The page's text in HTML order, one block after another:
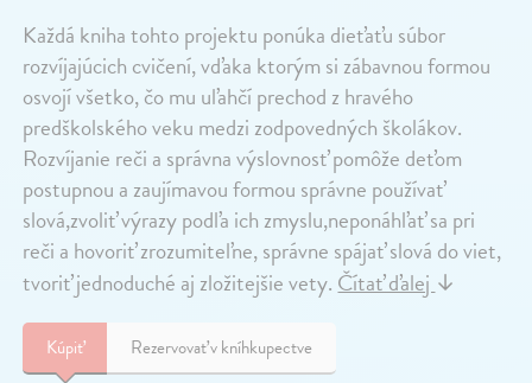
Každá kniha tohto projektu ponúka dieťaťu súbor
rozvíjajúcich cvičení, vďaka ktorým si zábavnou formou
osvojí všetko, čo mu uľahčí prechod z hravého
predškolského veku medzi zodpovedných školákov.
Rozvíjanie reči a správna výslovnosť pomôže deťom
postupnou a zaujímavou formou správne používať
slová,zvoliť výrazy podľa ich zmyslu,neponáhľať sa pri
reči a hovoriť zrozumiteľne, správne spájať slová do viet,
tvoriť jednoduché aj zložitejšie vety.Čítať ďalej↓
Kúpiť Rezervovať v kníhkupectve